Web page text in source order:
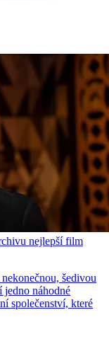
nejlepší film
šedivou
jedno náhodné
společenství, které